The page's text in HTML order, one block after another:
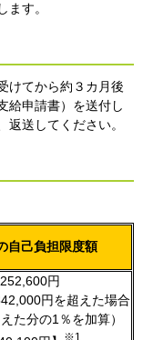
す。
けてから約３カ月後
給申請書）を送付し
返送してください。
自己負担限度額
252,600円
円を超えた場合
た分の1％を加算）
※1